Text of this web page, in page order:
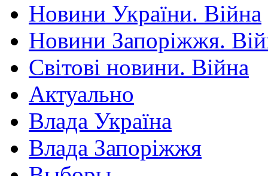
Новини України. Війна
Новини Запоріжжя.
Світові новини. Війна
Актуально
Влада Україна
Влада Запоріжжя